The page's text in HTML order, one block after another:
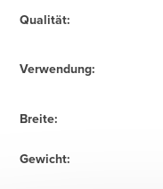
Qualität:
Verwendung:
Breite:
Gewicht: